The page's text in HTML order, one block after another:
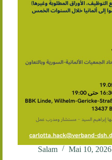
Salam Mai 10, 2026